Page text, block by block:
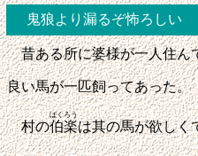
鬼狼より漏るぞ怖ろしい
昔ある所に婆様が一人住ん
良い馬が一匹飼ってあった。
村の伯楽
ばくろう
は其の馬が欲しく